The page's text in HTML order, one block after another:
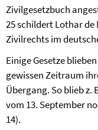
Zivilgesetzbuch
25 schildert Lothar de
Zivilrechts im
Einige Gesetze
gewissen Zeitraum
Übergang. So blieb z.
vom 13. September
14).